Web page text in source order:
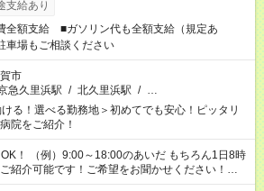
支給あり
全額支給 ■ガソリン代も全額支給（規定あ
場もご相談ください
市
急久里浜駅 / 北久里浜駅 / …
ける！選べる勤務地＞初めてでも安心！ピッタリ
院をご紹介！
！ （例）9:00～18:00のあいだ もちろん1日8時
紹介可能です！ご希望をお聞かせください！★家
みが必要な場合も遠慮なくご相談ください。 ※